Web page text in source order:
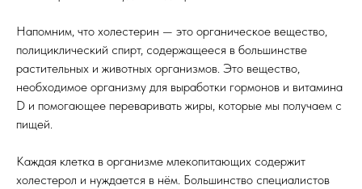
Напомним, что холестерин — это органическое вещество,
полициклический спирт, содержащееся в большинстве
растительных и животных организмов. Это вещество,
необходимое организму для выработки гормонов и витамина
D и помогающее переваривать жиры, которые мы получаем с
пищей.
Каждая клетка в организме млекопитающих содержит
холестерол и нуждается в нём. Большинство специалистов